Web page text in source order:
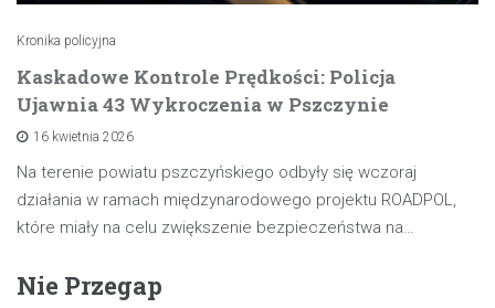
Kronika policyjna
Kaskadowe Kontrole Prędkości: Policja
Ujawnia 43 Wykroczenia w Pszczynie
16 kwietnia 2026
Na terenie powiatu pszczyńskiego odbyły się wczoraj
działania w ramach międzynarodowego projektu ROADPOL,
które miały na celu zwiększenie bezpieczeństwa na…
Nie Przegap